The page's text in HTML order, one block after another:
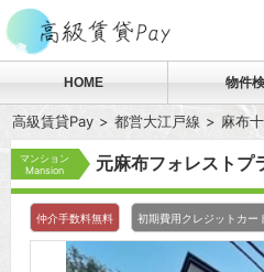
HOME 物件
高級賃貸Pay 都営大江戸線 麻布
マンション
Mansion
元麻布フォレストプ
仲介手数料無料 初期費用クレジットカー